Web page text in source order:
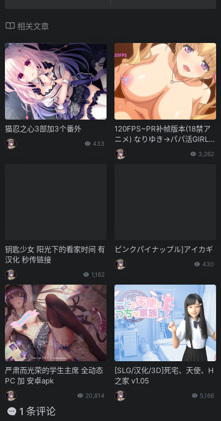
相关文章
猫忍之心3部加3个番外
433
120FPS~PR补帧版本(18禁ア
ニメ) なりゆき→パパ活GIRL
S!!-THE-ANIMATION~1 ~MP
4无损片源
3,262
钥匙少女 阳光下的看家时间 有
汉化 秒传链接
1,162
ピンクパイナップル]アイカギ
430
严肃而光荣的学生主席 全动态
PC 加 安卓apk
20,814
[SLG/汉化/3D]死宅、天使、H
之家 v1.05
5,166
1 条评论